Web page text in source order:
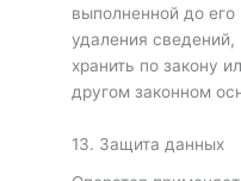
выполненной до его
удаления сведений,
хранить по закону
другом законном
13. Защита данных